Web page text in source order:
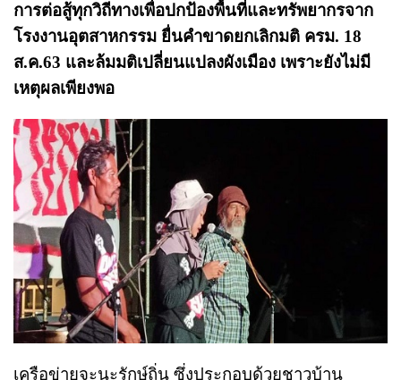
การต่อสู้ทุกวิถีทางเพื่อปกป้องพื้นที่และทรัพยากรจาก
โรงงานอุตสาหกรรม ยื่นคำขาดยกเลิกมติ ครม. 18
ส.ค.63 และล้มมติเปลี่ยนแปลงผังเมือง เพราะยังไม่มี
เหตุผลเพียงพอ
เครือข่ายจะนะรักษ์ถิ่น ซึ่งประกอบด้วยชาวบ้าน